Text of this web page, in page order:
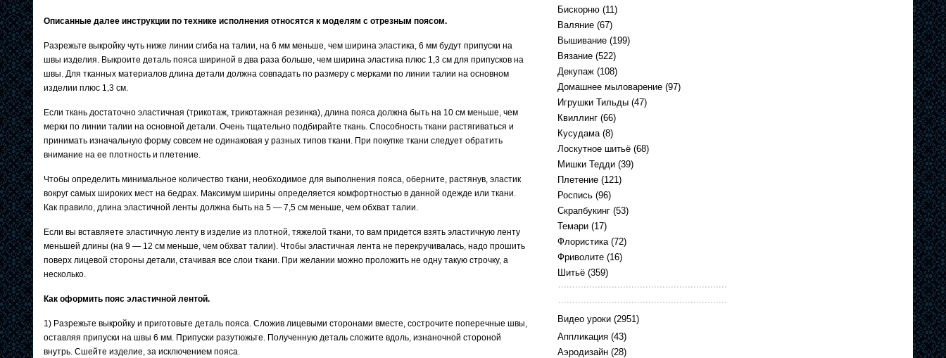
Описанные далее инструкции по технике исполнения относятся к моделям с отрезным поясом.
Разрежьте выкройку чуть ниже линии сгиба на талии, на 6 мм меньше, чем ширина эластика, 6 мм будут припуски на
швы изделия. Выкроите деталь пояса шириной в два раза больше, чем ширина эластика плюс 1,3 см для припусков на
швы. Для тканных материалов длина детали должна совпадать по размеру с мерками по линии талии на основном
изделии плюс 1,3 см.
Если ткань достаточно эластичная (трикотаж, трикотажная резинка), длина пояса должна быть на 10 см меньше, чем
мерки по линии талии на основной детали. Очень тщательно подбирайте ткань. Способность ткани растягиваться и
принимать изначальную форму совсем не одинаковая у разных типов ткани. При покупке ткани следует обратить
внимание на ее плотность и плетение.
Чтобы определить минимальное количество ткани, необходимое для выполнения пояса, оберните, растянув, эластик
вокруг самых широких мест на бедрах. Максимум ширины определяется комфортностью в данной одежде или ткани.
Как правило, длина эластичной ленты должна быть на 5 — 7,5 см меньше, чем обхват талии.
Если вы вставляете эластичную ленту в изделие из плотной, тяжелой ткани, то вам придется взять эластичную ленту
меньшей длины (на 9 — 12 см меньше, чем обхват талии). Чтобы эластичная лента не перекручивалась, надо прошить
поверх лицевой стороны детали, стачивая все слои ткани. При желании можно проложить не одну такую строчку, а
несколько.
Как оформить пояс эластичной лентой.
1) Разрежьте выкройку и приготовьте деталь пояса. Сложив лицевыми сторонами вместе, сострочите поперечные швы,
оставляя припуски на швы 6 мм. Припуски разутюжьте. Полученную деталь сложите вдоль, изнаночной стороной
внутрь. Сшейте изделие, за исключением пояса.
Бискорню (11)
Валяние (67)
Вышивание (199)
Вязание (522)
Декупаж (108)
Домашнее мыловарение (97)
Игрушки Тильды (47)
Квиллинг (66)
Кусудама(8)
Лоскутное шитьё (68)
Мишки Тедди (39)
Плетение (121)
Роспись (96)
Скрапбукинг (53)
Темари (17)
Флористика(72)
Фриволите (16)
Шитьё (359)
Видео уроки (2951)
Аппликация (43)
Аэродизайн (28)